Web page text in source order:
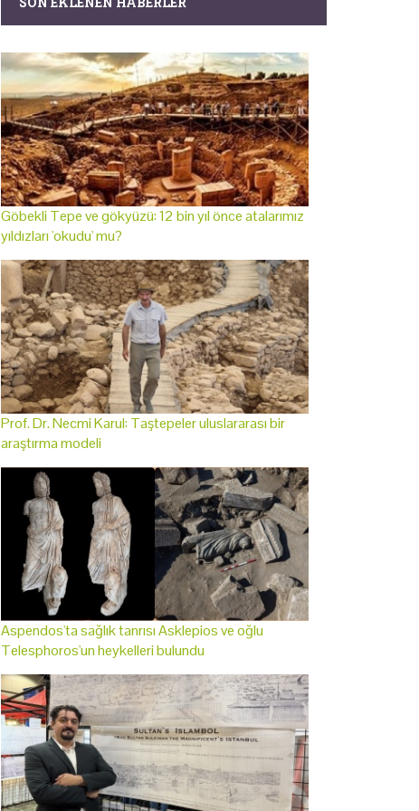
Göbekli Tepe ve gökyüzü: 12 bin yıl önce atalarımız
yıldızları 'okudu' mu?
Prof. Dr. Necmi Karul: Taştepeler uluslararası bir
araştırma modeli
Aspendos'ta sağlık tanrısı Asklepios ve oğlu
Telesphoros'un heykelleri bulundu